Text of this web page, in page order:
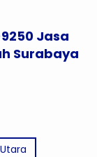
Jasa
Surabaya